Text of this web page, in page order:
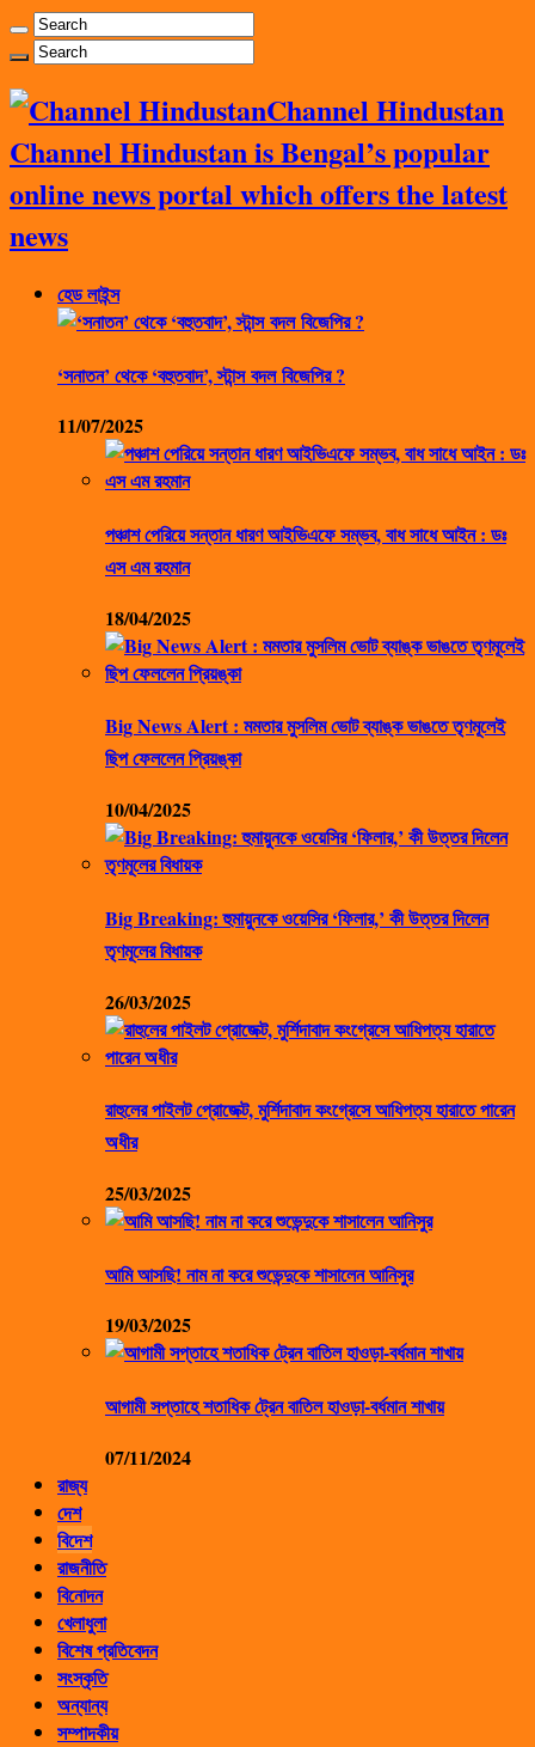
Channel Hindustan
Channel Hindustan is Bengal’s popular
online news portal which offers the latest
news
হেড লাইন্স
‘সনাতন’ থেকে ‘বহুতবাদ’, স্টান্স বদল বিজেপির ?
11/07/2025
পঞ্চাশ পেরিয়ে সন্তান ধারণ আইভিএফে সম্ভব, বাধ সাধে আইন : ডঃ
এস এম রহমান
18/04/2025
Big News Alert : মমতার মুসলিম ভোট ব্যাঙ্ক ভাঙতে তৃণমূলেই
ছিপ ফেললেন প্রিয়ঙ্কা
10/04/2025
Big Breaking: হুমায়ুনকে ওয়েসির ‘ফিলার,’ কী উত্তর দিলেন
তৃণমূলের বিধায়ক
26/03/2025
রাহুলের পাইলট প্রোজেক্ট, মুর্শিদাবাদ কংগ্রেসে আধিপত্য হারাতে পারেন
অধীর
25/03/2025
আমি আসছি! নাম না করে শুভেন্দুকে শাসালেন আনিসুর
19/03/2025
আগামী সপ্তাহে শতাধিক ট্রেন বাতিল হাওড়া-বর্ধমান শাখায়
07/11/2024
রাজ্য
দেশ
বিদেশ
রাজনীতি
বিনোদন
খেলাধুলা
বিশেষ প্রতিবেদন
সংস্কৃতি
অন্যান্য
সম্পাদকীয়